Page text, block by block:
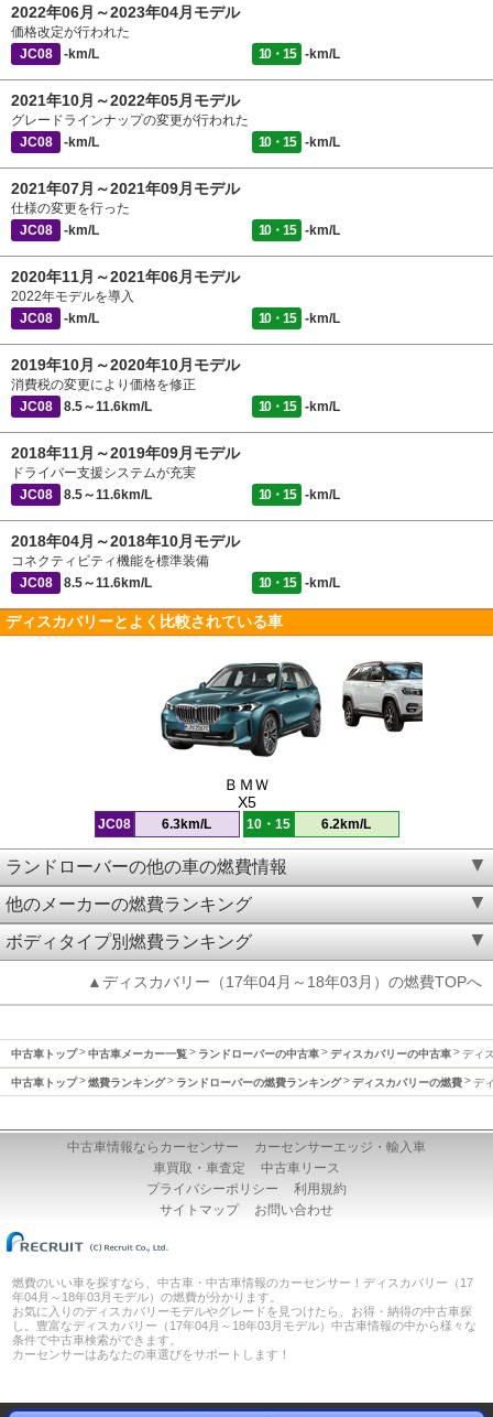
2022年06月～2023年04月モデル
価格改定が行われた
JC08
-km/L 10・15 -km/L
2021年10月～2022年05月モデル
グレードラインナップの変更が行われた
JC08
-km/L 10・15 -km/L
2021年07月～2021年09月モデル
仕様の変更を行った
JC08
-km/L 10・15 -km/L
2020年11月～2021年06月モデル
2022年モデルを導入
JC08
-km/L 10・15 -km/L
2019年10月～2020年10月モデル
消費税の変更により価格を修正
JC08
8.5～11.6km/L 10・15 -km/L
2018年11月～2019年09月モデル
ドライバー支援システムが充実
JC08
8.5～11.6km/L 10・15 -km/L
2018年04月～2018年10月モデル
コネクティビティ機能を標準装備
JC08
8.5～11.6km/L 10・15 -km/L
ディスカバリーとよく比較されている車
ＢＭＷ
X5
JC08 6.3km/L 10・15 6.2km/L
ランドローバーの他の車の燃費情報
他のメーカーの燃費ランキング
ボディタイプ別燃費ランキング
▲ディスカバリー（17年04月～18年03月）の燃費TOPへ
中古車トップ 中古車メーカー一覧 ランドローバーの中古車 ディスカバリーの中古車 ディ
中古車トップ 燃費ランキング ランドローバーの燃費ランキング ディスカバリーの燃費 デ
中古車情報ならカーセンサー
カーセンサーエッジ・輸入車
車買取・車査定
中古車リース
プライバシーポリシー
利用規約
サイトマップ
お問い合わせ
燃費のいい車を探すなら、中古車・中古車情報のカーセンサー！ディスカバリー（17
年04月～18年03月モデル）の燃費が分かります。
お気に入りのディスカバリーモデルやグレードを見つけたら、お得・納得の中古車探
し。豊富なディスカバリー（17年04月～18年03月モデル）中古車情報の中から様々な
条件で中古車検索ができます。
カーセンサーはあなたの車選びをサポートします！